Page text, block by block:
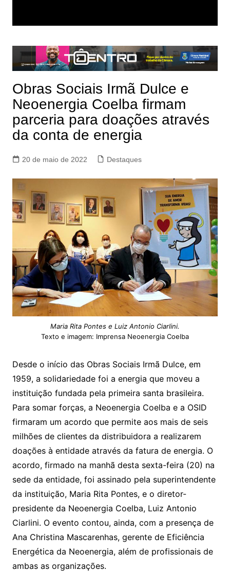
Obras Sociais Irmã Dulce e
Neoenergia Coelba firmam
parceria para doações através
da conta de energia
20 de maio de 2022 Destaques
Maria Rita Pontes e Luiz Antonio Ciarlini.
Texto e imagem: Imprensa Neoenergia Coelba
Desde o início das Obras Sociais Irmã Dulce, em
1959, a solidariedade foi a energia que moveu a
instituição fundada pela primeira santa brasileira.
Para somar forças, a Neoenergia Coelba e a OSID
firmaram um acordo que permite aos mais de seis
milhões de clientes da distribuidora a realizarem
doações à entidade através da fatura de energia. O
acordo, firmado na manhã desta sexta-feira (20) na
sede da entidade, foi assinado pela superintendente
da instituição, Maria Rita Pontes, e o diretor-
presidente da Neoenergia Coelba, Luiz Antonio
Ciarlini. O evento contou, ainda, com a presença de
Ana Christina Mascarenhas, gerente de Eficiência
Energética da Neoenergia, além de profissionais de
ambas as organizações.